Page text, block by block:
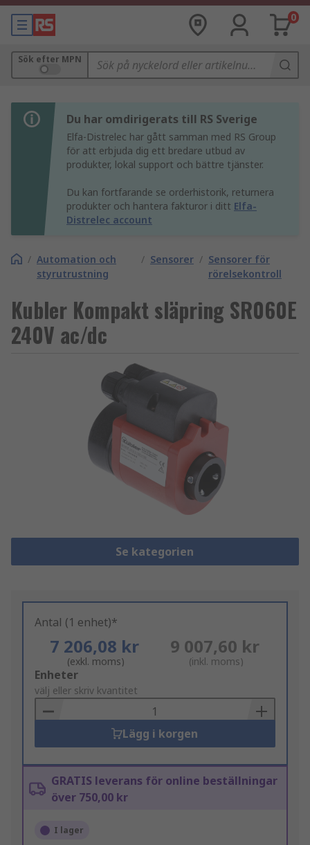
0
Sök efter MPN
Du har omdirigerats till RS Sverige
Elfa-Distrelec har gått samman med RS Group
för att erbjuda dig ett bredare utbud av
produkter, lokal support och bättre tjänster.
Du kan fortfarande se orderhistorik, returnera
produkter och hantera fakturor i ditt Elfa-
Distrelec account
/ Automation och
styrutrustning
/ Sensorer / Sensorer för
rörelsekontroll
Kubler Kompakt släpring SR060E
240V ac/dc
Se kategorien
Antal (1 enhet)*
7 206,08 kr
(exkl. moms)
9 007,60 kr
(inkl. moms)
Add
to
Basket
Enheter
välj eller skriv kvantitet
Lägg i korgen
GRATIS leverans för online beställningar
över 750,00 kr
I lager